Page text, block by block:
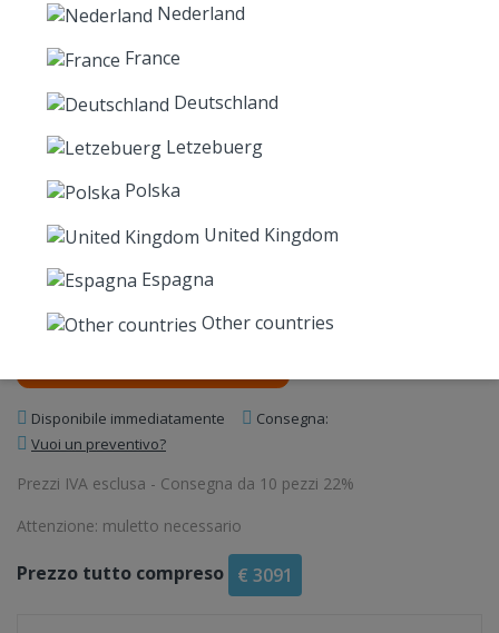
Plastic Piastre carrabili mobili 1200x2400x15
Prezzo
€71
€ 86.62 incl. VAT
77
€ 93.94 incl. VAT
Disponibile immediatamente
Consegna:
Vuoi un preventivo?
Prezzi IVA esclusa - Consegna da 10 pezzi 22%
Attenzione: muletto necessario
Prezzo tutto compreso € 3091
Nederland
France
Deutschland
Letzebuerg
Polska
United Kingdom
Espagna
Other countries